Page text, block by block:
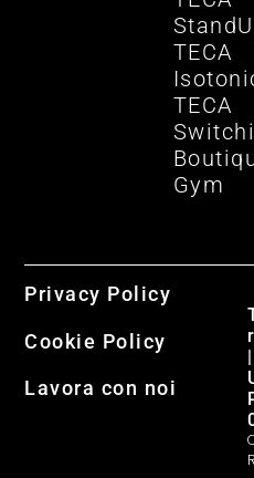
TECA
TECA
Gym
Privacy Policy
Cookie Policy
Lavora con noi